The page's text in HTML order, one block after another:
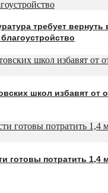
требует
школ избавят от
готовы потратить 1,4